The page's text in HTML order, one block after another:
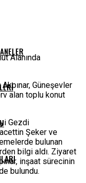
Alanında
Güneşevler
alan toplu konut
Gezdi
Şeker ve
bulunan
bilgi aldı. Ziyaret
inşaat sürecinin
bulundu.